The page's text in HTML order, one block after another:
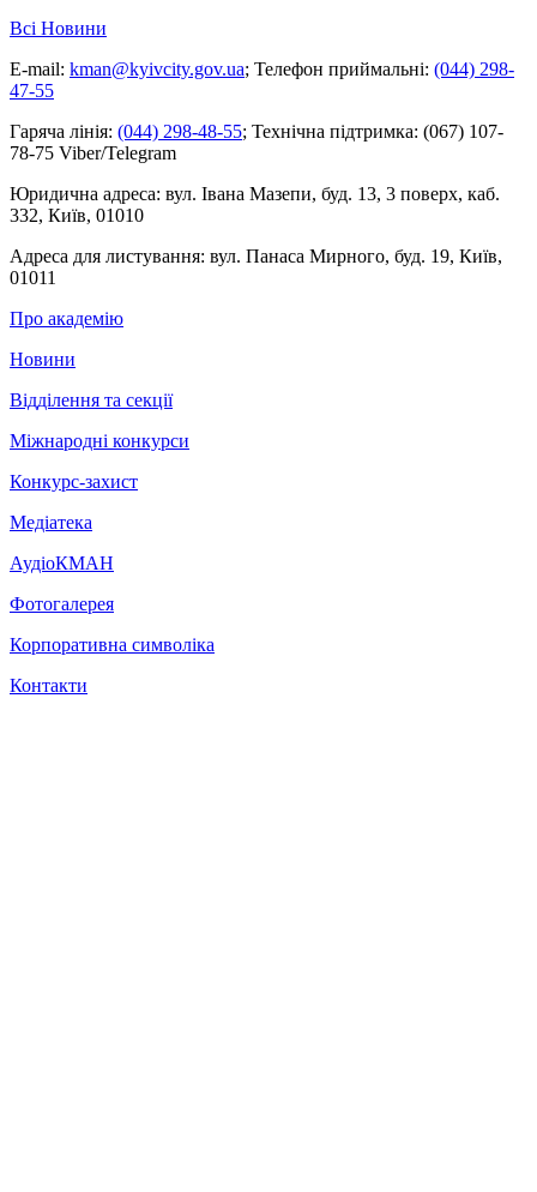
Всі Новини
E-mail: kman@kyivcity.gov.ua; Телефон приймальні: (044) 298-
47-55
Гаряча лінія: (044) 298-48-55; Технічна підтримка: (067) 107-
78-75 Viber/Telegram
Юридична адреса: вул. Івана Мазепи, буд. 13, 3 поверх, каб.
332, Київ, 01010
Адреса для листування: вул. Панаса Мирного, буд. 19, Київ,
01011
Про академію
Новини
Відділення та секції
Міжнародні конкурси
Конкурс-захист
Медіатека
АудіоКМАН
Фотогалерея
Корпоративна символіка
Контакти